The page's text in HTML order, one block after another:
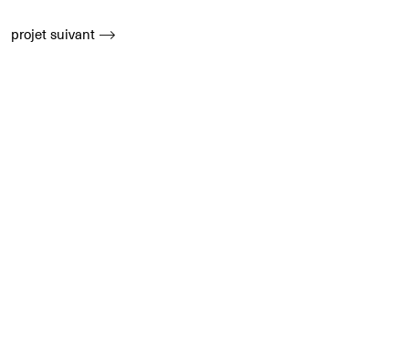
projet suivant